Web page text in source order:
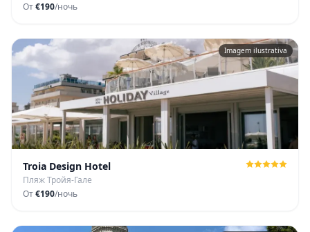
От€190/ночь
Imagem ilustrativa
Troia Design Hotel
Пляж Тройя-Гале
От€190/ночь